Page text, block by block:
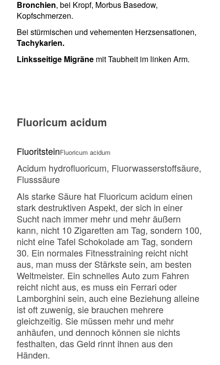
Bronchien, bei Kropf, Morbus Basedow,
Kopfschmerzen.
Bei stürmischen und vehementen Herzsensationen,
Tachykarien.
Linksseitige Migränemit Taubheit im linken Arm.
Fluoricum acidum
FluoritsteinFluoricum acidum
Acidum hydrofluoricum, Fluorwasserstoffsäure,
Flusssäure
Als starke Säure hat Fluoricum acidum einen
stark destruktiven Aspekt, der sich in einer
Sucht nach immer mehr und mehr äußern
kann, nicht 10 Zigaretten am Tag, sondern 100,
nicht eine Tafel Schokolade am Tag, sondern
30. Ein normales Fitnesstraining reicht nicht
aus, man muss der Stärkste sein, am besten
Weltmeister. Ein schnelles Auto zum Fahren
reicht nicht aus, es muss ein Ferrari oder
Lamborghini sein, auch eine Beziehung alleine
ist oft zuwenig, sie brauchen mehrere
gleichzeitig. Sie müssen mehr und mehr
anhäufen, und dennoch können sie nichts
festhalten, das Geld rinnt ihnen aus den
Händen.